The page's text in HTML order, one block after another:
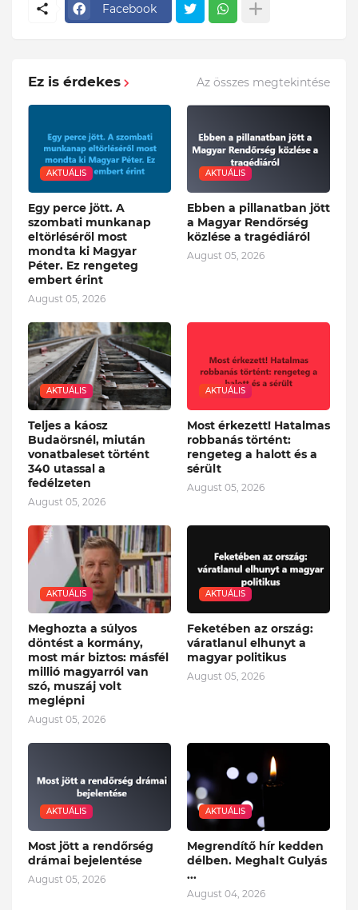
Facebook
Ez is érdekes Az összes megtekintése
AKTUÁLIS
Egy perce jött. A
szombati munkanap
eltörléséről most
mondta ki Magyar
Péter. Ez rengeteg
embert érint
August 05, 2026
AKTUÁLIS
Ebben a pillanatban jött
a Magyar Rendőrség
közlése a tragédiáról
August 05, 2026
AKTUÁLIS
Teljes a káosz
Budaörsnél, miután
vonatbaleset történt
340 utassal a
fedélzeten
August 05, 2026
AKTUÁLIS
Most érkezett! Hatalmas
robbanás történt:
rengeteg a halott és a
sérült
August 05, 2026
AKTUÁLIS
Meghozta a súlyos
döntést a kormány,
most már biztos: másfél
millió magyarról van
szó, muszáj volt
meglépni
August 05, 2026
AKTUÁLIS
Feketében az ország:
váratlanul elhunyt a
magyar politikus
August 05, 2026
AKTUÁLIS
Most jött a rendőrség
drámai bejelentése
August 05, 2026
AKTUÁLIS
Megrendítő hír kedden
délben. Meghalt Gulyás
...
August 04, 2026